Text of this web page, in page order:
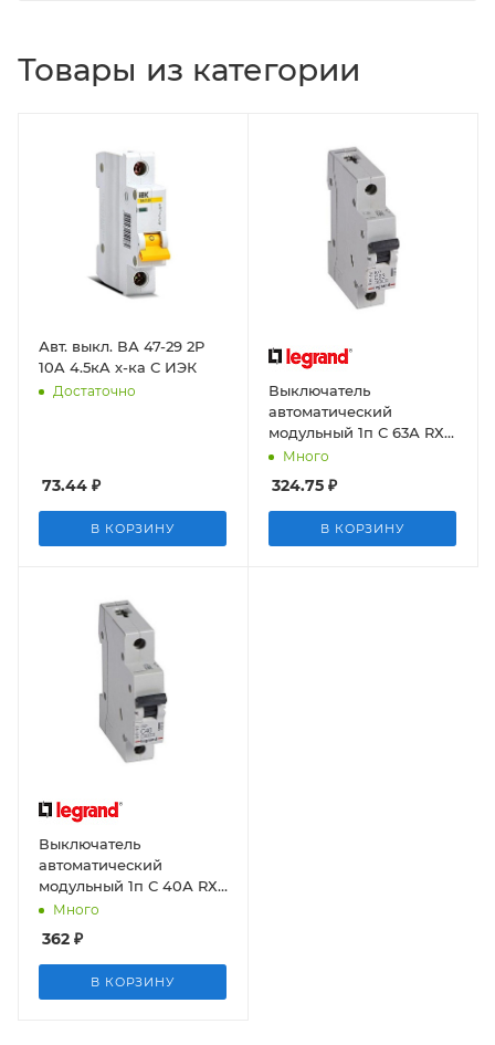
Товары из категории
Авт. выкл. ВА 47-29 2P
10A 4.5кA х-ка С ИЭК
Достаточно
73.44 ₽
В КОРЗИНУ
Выключатель
автоматический
модульный 1п С 63А RХЗ
4,5кА
Много
324.75 ₽
В КОРЗИНУ
Выключатель
автоматический
модульный 1п С 40А RХЗ
4,5кА
Много
362 ₽
В КОРЗИНУ